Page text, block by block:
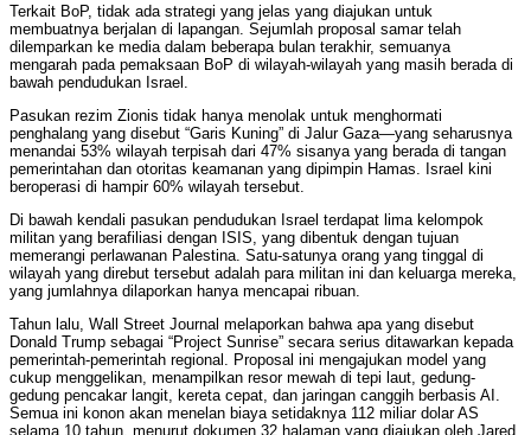
Terkait BoP, tidak ada strategi yang jelas yang diajukan untuk
membuatnya berjalan di lapangan. Sejumlah proposal samar telah
dilemparkan ke media dalam beberapa bulan terakhir, semuanya
mengarah pada pemaksaan BoP di wilayah-wilayah yang masih berada di
bawah pendudukan Israel.
Pasukan rezim Zionis tidak hanya menolak untuk menghormati
penghalang yang disebut “Garis Kuning” di Jalur Gaza—yang seharusnya
menandai 53% wilayah terpisah dari 47% sisanya yang berada di tangan
pemerintahan dan otoritas keamanan yang dipimpin Hamas. Israel kini
beroperasi di hampir 60% wilayah tersebut.
Di bawah kendali pasukan pendudukan Israel terdapat lima kelompok
militan yang berafiliasi dengan ISIS, yang dibentuk dengan tujuan
memerangi perlawanan Palestina. Satu-satunya orang yang tinggal di
wilayah yang direbut tersebut adalah para militan ini dan keluarga mereka,
yang jumlahnya dilaporkan hanya mencapai ribuan.
Tahun lalu, Wall Street Journal melaporkan bahwa apa yang disebut
Donald Trump sebagai “Project Sunrise” secara serius ditawarkan kepada
pemerintah-pemerintah regional. Proposal ini mengajukan model yang
cukup menggelikan, menampilkan resor mewah di tepi laut, gedung-
gedung pencakar langit, kereta cepat, dan jaringan canggih berbasis AI.
Semua ini konon akan menelan biaya setidaknya 112 miliar dolar AS
selama 10 tahun, menurut dokumen 32 halaman yang diajukan oleh Jared